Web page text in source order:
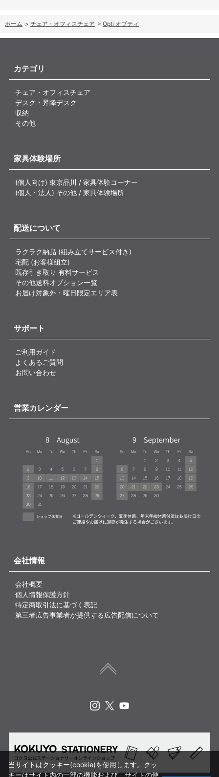
ホーム > チェア・オフィスチェア > Opti オプティ
カテゴリ
チェア・オフィスチェア
デスク・昇降デスク
収納
その他
家具体験場所
(個人向け) 東京品川 / 家具体験コーナー
(個人・法人) その他 / 家具体験場所
配送について
ラクラク納品 (組み立てサービス付き)
宅配 (お客様組立)
既存引き取り 有料サービス
その他送料オプション一覧
お届け対象外・曜日限定エリア表
サポート
ご利用ガイド
よくあるご質問
お問い合わせ
営業カレンダー
会社情報
会社概要
個人情報保護方針
特定商取引法に基づく表記
第三者広告事業者が提供する広告配信について
当サイトはクッキー(cookie)を使用します。クッ
キーはサイト内の一部の機能および、サイトの使